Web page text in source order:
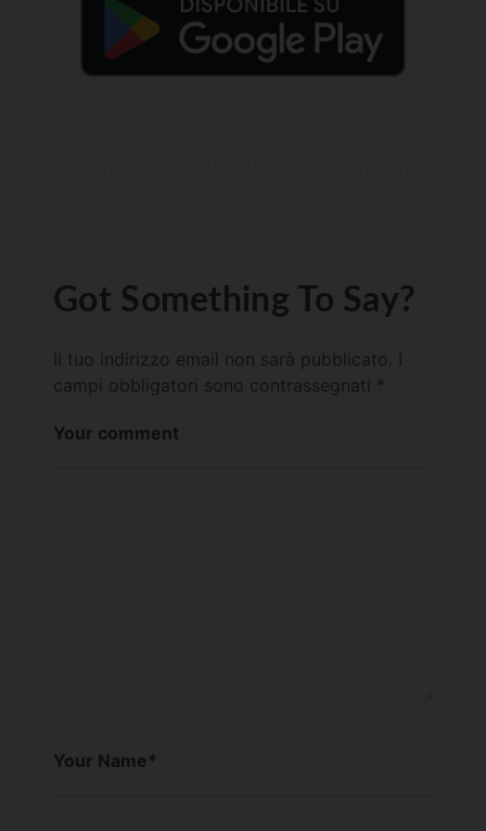
Got Something To Say?
Il tuo indirizzo email non sarà pubblicato.
campi obbligatori sono contrassegnati *
Your comment
Your Name*